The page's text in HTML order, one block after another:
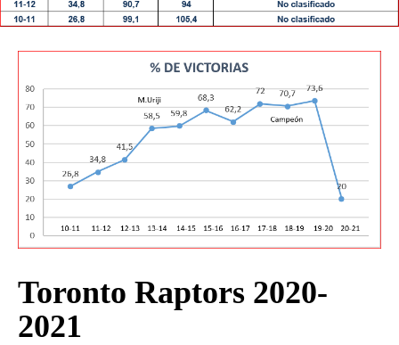
Toronto Raptors 2020-
2021